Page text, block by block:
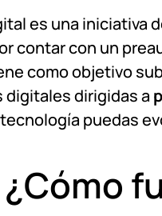
es una iniciativa
contar con un
como objetivo
digitales dirigidas a
puedas
¿Cómo